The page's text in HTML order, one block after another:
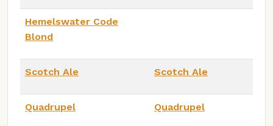
Hemelswater Code
Blond
Scotch Ale Scotch Ale
Quadrupel Quadrupel